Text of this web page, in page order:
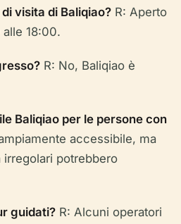
visita di Baliqiao? R: Aperto
18:00.
R: No, Baliqiao è
Baliqiao per le persone con
accessibile, ma
potrebbero
guidati? R: Alcuni operatori